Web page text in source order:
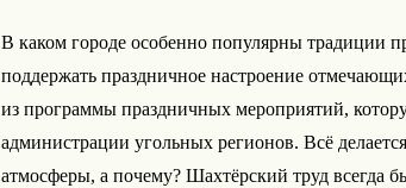
В каком городе особенно популярны традиции
поддержать праздничное настроение
из программы праздничных мероприятий,
администрации угольных регионов. Всё
атмосферы, а почему? Шахтёрский труд